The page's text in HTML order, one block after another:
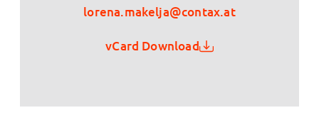
lorena.makelja@contax.at
vCard Download